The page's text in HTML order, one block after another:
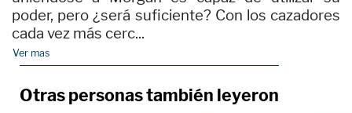
poder, pero ¿será suficiente? Con los cazadores
cada vez más cerc...
Ver mas
Otras personas también leyeron